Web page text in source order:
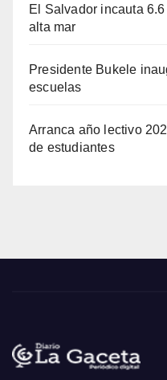
El Salvador incauta
alta mar
Presidente Bukele
escuelas
Arranca año lectivo
de estudiantes